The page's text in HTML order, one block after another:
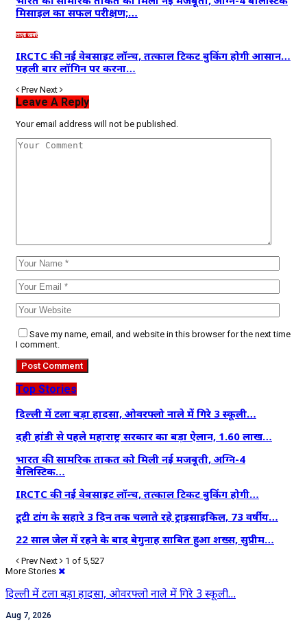
मिसाइल का सफल परीक्षण;…
ताज़ा खबरें
IRCTC की नई वेबसाइट लॉन्च, तत्काल टिकट बुकिंग होगी आसान…
पहली बार लॉगिन पर करना…
Prev Next
Leave A Reply
Your email address will not be published.
Save my name, email, and website in this browser for the next time
I comment.
Top Stories
दिल्ली में टला बड़ा हादसा, ओवरफ्लो नाले में गिरे 3 स्कूली…
दही हांडी से पहले महाराष्ट्र सरकार का बड़ा ऐलान, 1.60 लाख…
भारत की सामरिक ताकत को मिली नई मजबूती, अग्नि-4
बैलिस्टिक…
IRCTC की नई वेबसाइट लॉन्च, तत्काल टिकट बुकिंग होगी…
टूटी टांग के सहारे 3 दिन तक चलाते रहे ट्राइसाइकिल, 73 वर्षीय…
22 साल जेल में रहने के बाद बेगुनाह साबित हुआ शख्स, सुप्रीम…
Prev Next
1 of 5,527
More Stories
दिल्ली में टला बड़ा हादसा, ओवरफ्लो नाले में गिरे 3 स्कूली…
Aug 7, 2026